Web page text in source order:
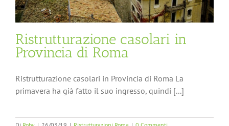
Ristrutturazione casolari in
Provincia di Roma
Ristrutturazione casolari in Provincia di Roma La
primavera ha già fatto il suo ingresso, quindi [...]